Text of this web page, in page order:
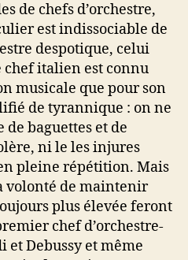
de chefs d’orchestre,
est indissociable de
despotique, celui
chef italien est connu
musicale que pour son
de tyrannique : on ne
baguettes et de
ni le les injures
pleine répétition. Mais
volonté de maintenir
plus élevée feront
chef d’orchestre-
et Debussy et même